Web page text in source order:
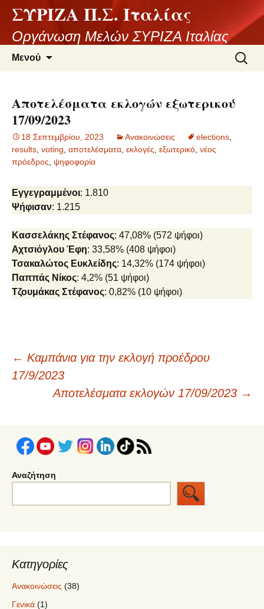
περιεχόμενο
ΣΥΡΙΖΑ Π.Σ. Ιταλίας
Οργάνωση Μελών ΣΥΡΙΖΑ Ιταλίας
Μενού
για:
Αποτελέσματα εκλογών εξωτερικού
17/09/2023
18 Σεπτεμβρίου, 2023 Ανακοινώσεις elections
results voting αποτελέσματα εκλογές εξωτερικό νέος
πρόεδρος
ψηφοφορία
Εγγεγραμμένοι: 1.810
Ψήφισαν: 1.215
Κασσελάκης Στέφανος: 47,08% (572 ψήφοι)
Αχτσιόγλου Έφη: 33,58% (408 ψήφοι)
Τσακαλώτος Ευκλείδης: 14,32% (174 ψήφοι)
Παππάς Nίκος: 4,2% (51 ψήφοι)
Τζουμάκας Στέφανος: 0,82% (10 ψήφοι)
Πλοήγηση
άρθρων
← Καμπάνια για την εκλογή προέδρου
17/9/2023
Αποτελέσματα εκλογών 17/09/2023 →
Αναζήτηση
Κατηγορίες
Ανακοινώσεις (38)
Γενικά (1)